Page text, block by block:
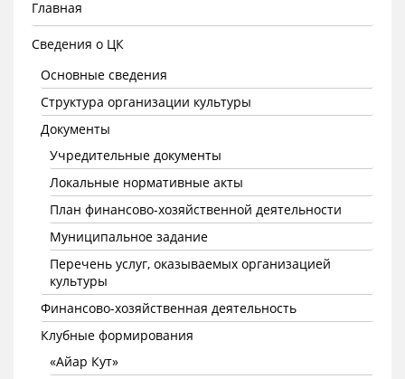
Главная
Сведения о ЦК
Основные сведения
Структура организации культуры
Документы
Учредительные документы
Локальные нормативные акты
План финансово-хозяйственной деятельности
Муниципальное задание
Перечень услуг, оказываемых организацией
культуры
Финансово-хозяйственная деятельность
Клубные формирования
«Айар Кут»